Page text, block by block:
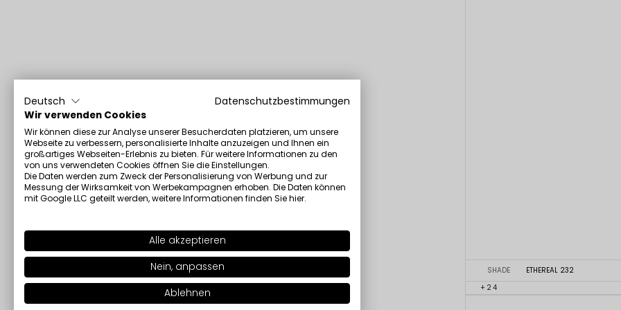
SHADE
ETHEREAL 232
+24
Deutsch
Datenschutzbestimmungen
Wir verwenden Cookies
Wir können diese zur Analyse unserer Besucherdaten platzieren, um unsere
Webseite zu verbessern, personalisierte Inhalte anzuzeigen und Ihnen ein
großartiges Webseiten-Erlebnis zu bieten. Für weitere Informationen zu den
von uns verwendeten Cookies öffnen Sie die Einstellungen.
Die Daten werden zum Zweck der Personalisierung von Werbung und zur
Messung der Wirksamkeit von Werbekampagnen erhoben. Die Daten können
mit Google LLC geteilt werden, weitere Informationen finden Siehier.
Alle akzeptieren
Nein, anpassen
Ablehnen